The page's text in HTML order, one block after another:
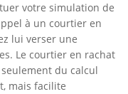
votre simulation de
à un courtier en
lui verser une
Le courtier en rachat
du calcul
mais facilite